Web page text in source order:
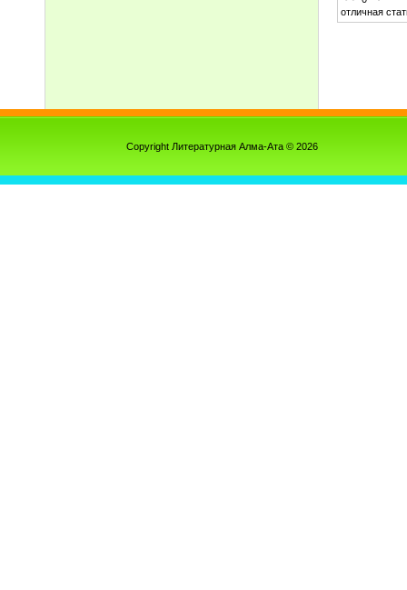
отличная
Copyright Литературная Алма-Ата © 2026